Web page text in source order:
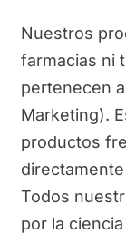
Nuestros
farmacias ni
pertenecen
Marketing).
productos
Todos
por la